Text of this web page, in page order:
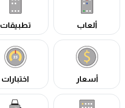
ألعاب تطبيقات
أسعار اختبارات